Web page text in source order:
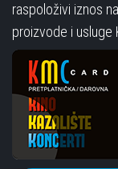
raspoloživi iznos
proizvode i usluge